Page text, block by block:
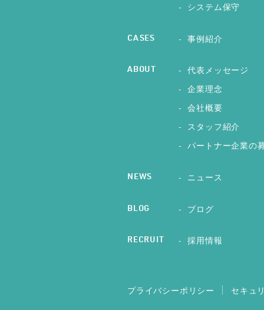
システム保守
CASES 事例紹介
ABOUT
代表メッセージ
企業理念
会社概要
スタッフ紹介
パートナー企業の
NEWS ニュース
BLOG ブログ
RECRUIT 採用情報
プライバシーポリシー セキュ